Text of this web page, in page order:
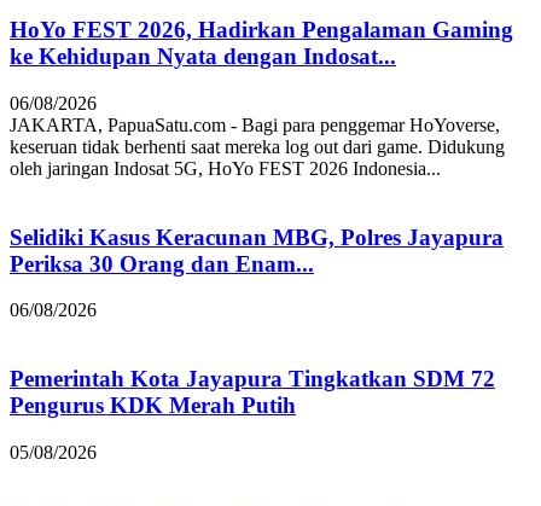
HoYo FEST 2026, Hadirkan Pengalaman Gaming
ke Kehidupan Nyata dengan Indosat...
06/08/2026
JAKARTA, PapuaSatu.com - Bagi para penggemar HoYoverse,
keseruan tidak berhenti saat mereka log out dari game. Didukung
oleh jaringan Indosat 5G, HoYo FEST 2026 Indonesia...
Selidiki Kasus Keracunan MBG, Polres Jayapura
Periksa 30 Orang dan Enam...
06/08/2026
Pemerintah Kota Jayapura Tingkatkan SDM 72
Pengurus KDK Merah Putih
05/08/2026